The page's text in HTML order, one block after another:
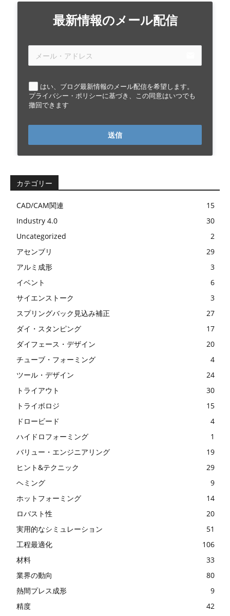
最新情報のメール配信
はい、ブログ最新情報のメール配信を希望します。
プライバシー・ポリシーに基づき、この同意はいつでも
撤回できます
送信
カテゴリー
CAD/CAM関連
15
Industry 4.0
30
Uncategorized
2
アセンブリ
29
アルミ成形
3
イベント
6
サイエンストーク
3
スプリングバック見込み補正
27
ダイ・スタンピング
17
ダイフェース・デザイン
20
チューブ・フォーミング
4
ツール・デザイン
24
トライアウト
30
トライボロジ
15
ドロービード
4
ハイドロフォーミング
1
バリュー・エンジニアリング
19
ヒント&テクニック
29
ヘミング
9
ホットフォーミング
14
ロバスト性
20
実用的なシミュレーション
51
工程最適化
106
材料
33
業界の動向
80
熱間プレス成形
9
精度
42